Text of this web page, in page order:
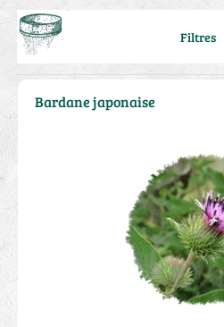
Filtres
Bardane japonaise